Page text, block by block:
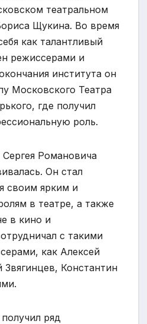
театральном
Щукина. Во время
как талантливый
режиссерами и
института он
Московского Театра
где получил
роль.
Сергея Романовича
Он стал
своим ярким и
в театре, а также
в кино и
с такими
как Алексей
Константин
ряд